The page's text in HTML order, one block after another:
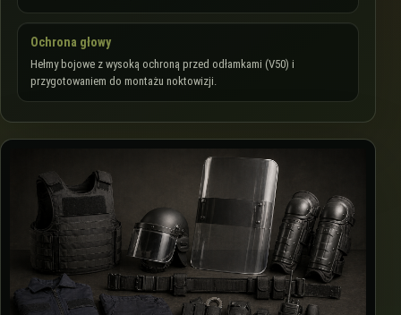
Ochrona głowy
Hełmy bojowe z wysoką ochroną przed odłamkami (V50) i
przygotowaniem do montażu noktowizji.